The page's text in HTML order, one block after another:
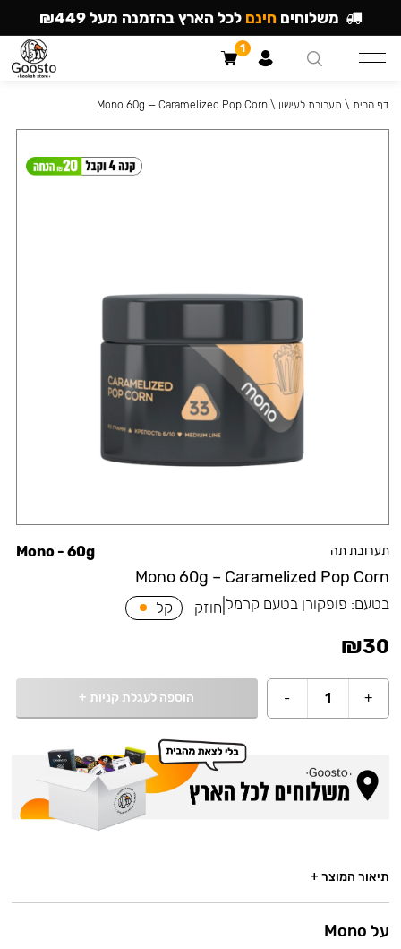
תערובת תה
Mono 60g – Caramelized Pop Corn
Mono - 60g
בטעם: פופקורן בטעם קרמל חוזק קל
₪30
+
1
- הוספה לעגלת קניות +
דף הבית \ תערובת לעישון \
Mono 60g — Caramelized Pop Corn
תיאור המוצר +
על Mono
משלוחים חינם לכל הארץ בהזמנה מעל ₪449
1